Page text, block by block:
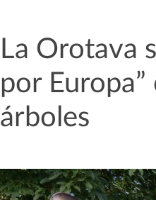
La Orotava
por
árboles